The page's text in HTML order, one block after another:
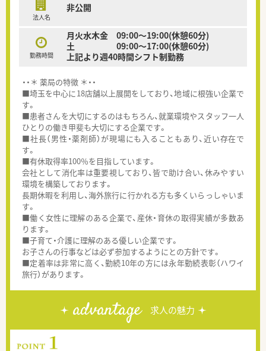
法人名
非公開
勤務時間
月火水木金 09:00～19:00(休憩60分)
土 09:00～17:00(休憩60分)
上記より週40時間シフト制勤務
・・＊ 薬局の特徴 ＊・・
■埼玉を中心に18店舗以上展開をしており、地域に根強い企業で
す。
■患者さんを大切にするのはもちろん、就業環境やスタッフ一人
ひとりの働き甲斐も大切にする企業です。
■社長（男性・薬剤師）が現場にも入ることもあり、近い存在で
す。
■有休取得率100％を目指しています。
会社として消化率は重要視しており、皆で助け合い、休みやすい
環境を構築しております。
長期休暇を利用し、海外旅行に行かれる方も多くいらっしゃいま
す。
■働く女性に理解のある企業で、産休・育休の取得実績が多数あ
ります。
■子育て・介護に理解のある優しい企業です。
お子さんの行事などは必ず参加するようにとの方針です。
■定着率は非常に高く、勤続10年の方には永年勤続表彰（ハワイ
旅行）があります。
advantage 求人の魅力